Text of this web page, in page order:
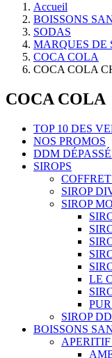
Accueil
BOISSONS
SODAS
MARQUES DE
COCA COLA
COCA COLA
COCA COLA
TOP 10 DES
NOS PROMOS
DDM
SIROPS
SIROP
SIROP
LE
SIROP
BOISSONS
APERITIF